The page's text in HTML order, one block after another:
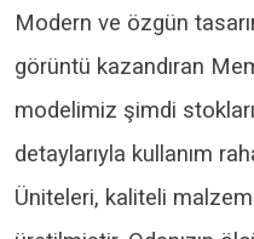
Modern ve özgün
görüntü kazandıran
modelimiz şimdi
detaylarıyla kullanım
Üniteleri, kaliteli